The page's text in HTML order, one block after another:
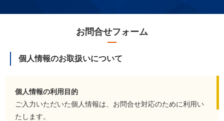
お問合せフォーム
個人情報のお取扱いについて
個人情報の利用目的
ご入力いただいた個人情報は、お問合せ対応のために利用い
たします。